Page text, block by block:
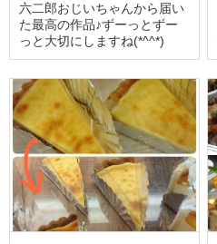
六二郎おじいちゃんから届い
た最高の作品♪ずーっとずー
っと大切にしますね(*^^*)